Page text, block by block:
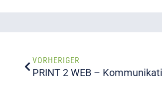
VORHERIGER
PRINT 2 WEB –